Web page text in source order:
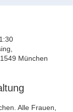
München
Alle Frauen,